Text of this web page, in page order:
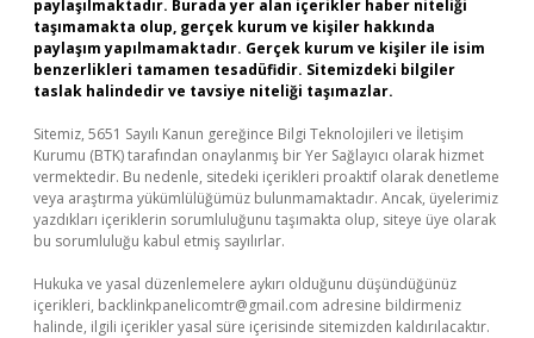
paylaşılmaktadır. Burada yer alan içerikler haber niteliği
taşımamakta olup, gerçek kurum ve kişiler hakkında
paylaşım yapılmamaktadır. Gerçek kurum ve kişiler ile isim
benzerlikleri tamamen tesadüfidir. Sitemizdeki bilgiler
taslak halindedir ve tavsiye niteliği taşımazlar.
Sitemiz, 5651 Sayılı Kanun gereğince Bilgi Teknolojileri ve İletişim
Kurumu (BTK) tarafından onaylanmış bir Yer Sağlayıcı olarak hizmet
vermektedir. Bu nedenle, sitedeki içerikleri proaktif olarak denetleme
veya araştırma yükümlülüğümüz bulunmamaktadır. Ancak, üyelerimiz
yazdıkları içeriklerin sorumluluğunu taşımakta olup, siteye üye olarak
bu sorumluluğu kabul etmiş sayılırlar.
Hukuka ve yasal düzenlemelere aykırı olduğunu düşündüğünüz
içerikleri, backlinkpanelicomtr@gmail.com adresine bildirmeniz
halinde, ilgili içerikler yasal süre içerisinde sitemizden kaldırılacaktır.